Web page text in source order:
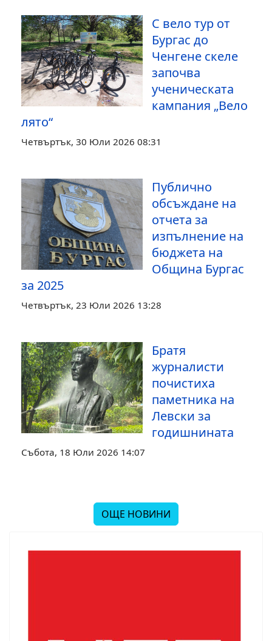
С вело тур от
Бургас до
Ченгене скеле
започва
ученическата
кампания „Вело
лято“
Четвъртък, 30 Юли 2026 08:31
Публично
обсъждане на
отчета за
изпълнение на
бюджета на
Община Бургас
за 2025
Четвъртък, 23 Юли 2026 13:28
Братя
журналисти
почистиха
паметника на
Левски за
годишнината
Събота, 18 Юли 2026 14:07
ОЩЕ НОВИНИ